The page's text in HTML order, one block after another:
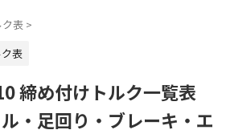
表 >
表
締め付けトルク一覧表
ル・足回り・ブレーキ・エ